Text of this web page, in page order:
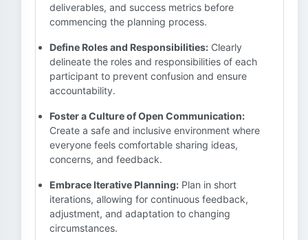
deliverables, and success metrics before
commencing the planning process.
Define Roles and Responsibilities: Clearly
delineate the roles and responsibilities of each
participant to prevent confusion and ensure
accountability.
Foster a Culture of Open Communication:
Create a safe and inclusive environment where
everyone feels comfortable sharing ideas,
concerns, and feedback.
Embrace Iterative Planning: Plan in short
iterations, allowing for continuous feedback,
adjustment, and adaptation to changing
circumstances.